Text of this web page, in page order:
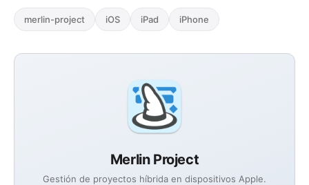
Merlin Project
Gestión de proyectos híbrida en dispositivos Apple.
merlin-project iOS iPad iPhone